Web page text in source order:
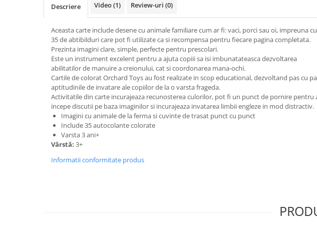
Descriere Video(1) Review-uri (0)
Aceasta carte include desene cu animale familiare cum ar fi: vaci, porci sau oi, impreuna cu
35 de abtibilduri care pot fi utilizate ca si recompensa pentru fiecare pagina completata.
Prezinta imagini clare, simple, perfecte pentru prescolari.
Este un instrument excelent pentru a ajuta copiii sa isi imbunatateasca dezvoltarea
abilitatilor de manuire a creionului, cat si coordonarea mana-ochi.
Cartile de colorat Orchard Toys au fost realizate in scop educational, dezvoltand pas cu
aptitudinile de invatare ale copiilor de la o varsta frageda.
Activitatile din carte incurajeaza recunosterea culorilor, pot fi un punct de pornire pentru
incepe discutii pe baza imaginilor si incurajeaza invatarea limbii engleze in mod distractiv.
Imagini cu animale de la ferma si cuvinte de trasat punct cu punct
Include 35 autocolante colorate
Varsta 3 ani+
Vârstă: 3+
Informatii conformitate produs